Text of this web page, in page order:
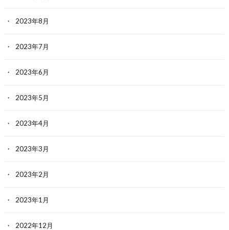
2023年8月
2023年7月
2023年6月
2023年5月
2023年4月
2023年3月
2023年2月
2023年1月
2022年12月